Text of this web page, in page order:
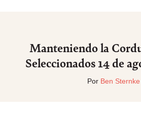
Manteniendo la
Seleccionados 14 de
Por Ben Sternke